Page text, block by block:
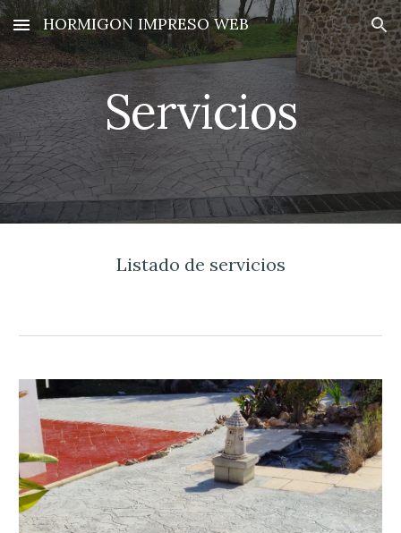
Skip to main content Skip to navigation
HORMIGON IMPRESO WEB
Servicios
Listado de servicios